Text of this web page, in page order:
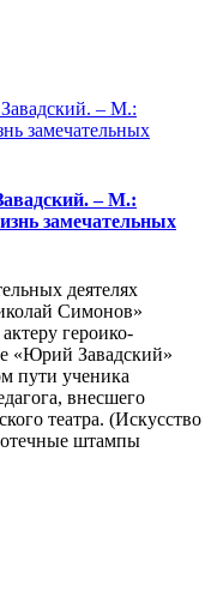
– М.:
замечательных
деятелях
Симонов»
героико-
«Юрий Завадский»
пути ученика
внесшего
театра. (Искусство
штампы